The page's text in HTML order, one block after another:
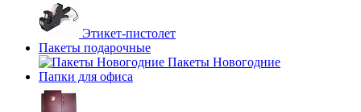
Этикет-пистолет
Пакеты подарочные
Пакеты Новогодние
Папки для офиса